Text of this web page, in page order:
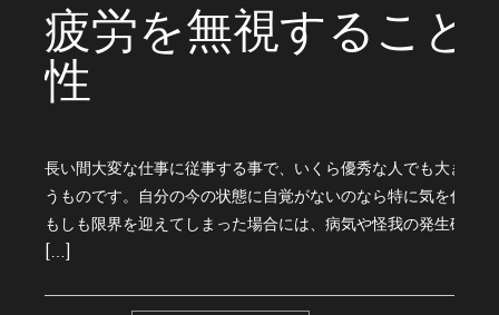
疲労を無視すること
性
長い間大変な仕事に従事する事で、いくら優秀な人でも大きく
うものです。自分の今の状態に自覚がないのなら特に気を付け
もしも限界を迎えてしまった場合には、病気や怪我の発生確率
[…]